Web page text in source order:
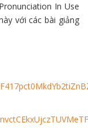
In Use
với các bài giảng